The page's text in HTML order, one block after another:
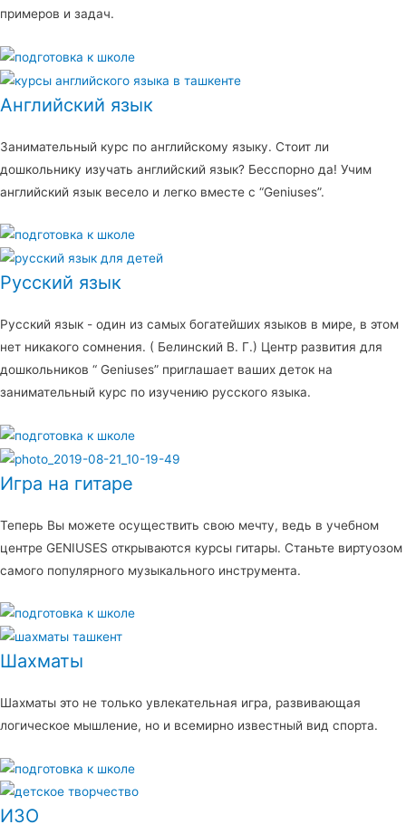
примеров и задач.
Английский язык
Занимательный курс по английскому языку. Стоит ли
дошкольнику изучать английский язык? Бесспорно да! Учим
английский язык весело и легко вместе с “Geniuses”.
Русский язык
Русский язык - один из самых богатейших языков в мире, в этом
нет никакого сомнения. ( Белинский В. Г.) Центр развития для
дошкольников “ Geniuses” приглашает ваших деток на
занимательный курс по изучению русского языка.
Игра на гитаре
Теперь Вы можете осуществить свою мечту, ведь в учебном
центре GENIUSES открываются курсы гитары. Станьте виртуозом
самого популярного музыкального инструмента.
Шахматы
Шахматы это не только увлекательная игра, развивающая
логическое мышление, но и всемирно известный вид спорта.
ИЗО